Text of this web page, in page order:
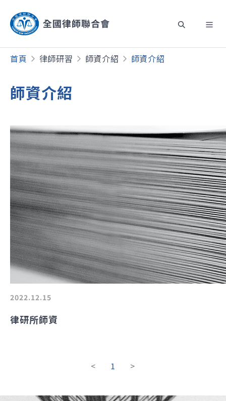
首頁 律師研習 師資介紹 師資介紹
師資介紹
2022.12.15
律研所師資
< 1 >